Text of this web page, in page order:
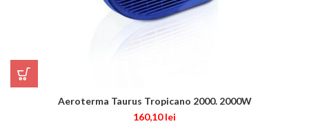
Aeroterma Taurus Tropicano 2000. 2000W
160,10lei